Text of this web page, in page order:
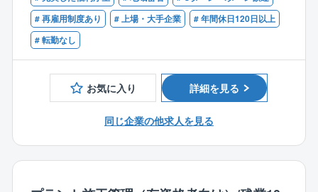
工法を確立。 リンゴ皮むき工法をはじめ17の特許を取
得しており、NHKなどのメディアでも取材実績多数。
解体によるスクラップのリサイクル事業も行ってお
【同社の解体工事業務の特徴】
業は平均25時間程度。解体工事だと「資材発注がな
い」「建造中、後の品質管理やフォローがない」「作
■積算とコスト管理
■クライアント、⼯事協⼒会社等社内外との技術折衝、
変更管理及び調整 など
【メンテナンス】
京葉・京浜・鹿島地区中心に、3ヶ月～6ヶ月程度
（頻度：年に1回程度）
※メンテナンスや建設工事担当からプロジェクト管理部
■監理技術者（機械器具設置）の資格をお持ちの方
# 再雇用制度あり
# 上場・大手企業
# 年間休日120日以上
# 転勤なし
お気に入り 詳細を見る
同じ企業の他求人を見る